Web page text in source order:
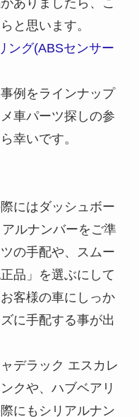
ありましたら、こ
と思います。
ング(ABSセンサー
例をラインナップ
車パーツ探しの参
幸いです。
にはダッシュボー
ルナンバーをご準
の手配や、スムー
品」を選ぶにして
客様の車にしっか
に手配する事が出
デラック エスカレ
クや、ハブベアリ
にもシリアルナン